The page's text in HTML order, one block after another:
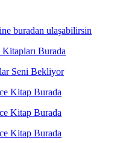
buradan ulaşabilirsin
Kitapları Burada
Seni Bekliyor
Kitap Burada
Kitap Burada
Kitap Burada